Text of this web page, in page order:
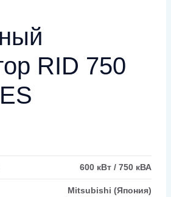
RID 750
600 кВт / 750 кВА
Mitsubishi (Япония)